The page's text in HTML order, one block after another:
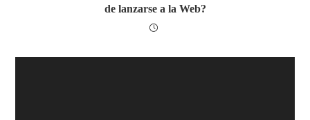
de lanzarse a la Web?